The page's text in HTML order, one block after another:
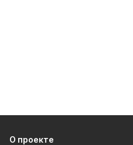
О проекте